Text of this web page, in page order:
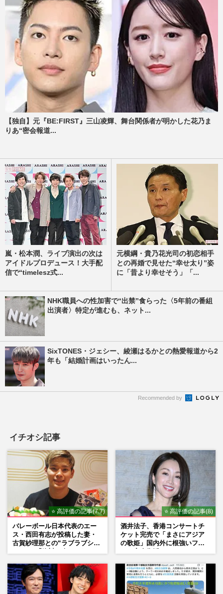
【独自】元『BE:FIRST』三山凌輝、舞台関係者が明かした花乃ま
りあ“密会報道...
嵐・松本潤、ライブ演出の次は
アイドルプロデュース！大手配
信で“timelesz式...
元横綱・貴乃花光司の初恋相手
との再婚で見せた“幸せ太り”姿
に「昔より幸せそう」「...
NHK職員への性加害で“出禁”食らった〈5年前の番組
出演者〉特定が進むも、ネット...
SixTONES・ジェシー、綾瀬はるかとの熱愛報道から2
年も「結婚計画はいったん...
Recommended by
イチオシ記事
⭐ 高評価の記事(7.7)
バレーボール日本代表のエー
ス・西田有志が投稿した妻・
古賀紗理那との“ラブラブショ
判殺到の理由
⭐ 高評価の記事(8)
酒井法子、香港コンサートチ
ケット完売で「まさにアジア
の歌姫」国内外に根強いファ